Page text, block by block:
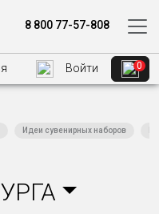
8 800 77-57-808
Войти 0
Идеи сувенирных наборов